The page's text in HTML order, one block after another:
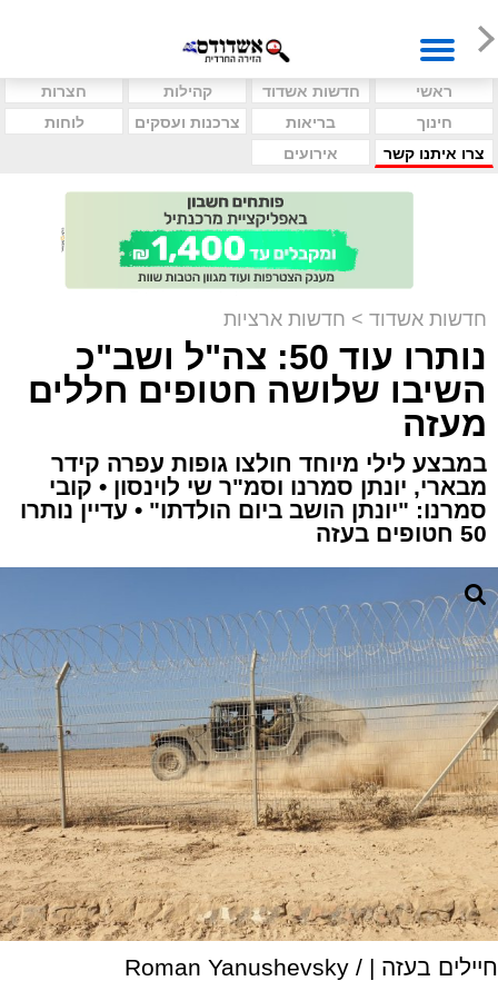
ראשי חדשות אשדוד קהילות
חצרות
חינוך
בריאות צרכנות ועסקים
לוחות
צרו איתנו קשר
אירועים
חדשות אשדוד > חדשות ארציות
נותרו עוד 50: צה"ל ושב"כ
השיבו שלושה חטופים חללים
מעזה
במבצע לילי מיוחד חולצו גופות עפרה קידר
מבארי, יונתן סמרנו וסמ"ר שי לוינסון • קובי
סמרנו: "יונתן הושב ביום הולדתו" • עדיין נותרו
50 חטופים בעזה
חיילים בעזה | Roman Yanushevsky /